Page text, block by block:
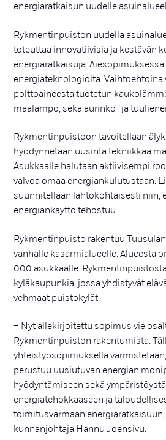
energiaratkaisun uudelle
Rykmentinpuiston uudella
toteuttaa innovatiivisia ja kestävän
energiaratkaisuja.
energiateknologioita.
polttoaineesta tuotetun
maalämpö, sekä aurinko- ja
Rykmentinpuistoon tavoitellaan
hyödynnetään uusinta tekniikkaa
Asukkaalle halutaan aktiivisempi
valvoa omaa energiankulutustaan.
suunnitellaan lähtökohtaisesti niin,
energiankäyttö tehostuu.
Rykmentinpuisto rakentuu
vanhalle kasarmialueelle. Alueesta
000 asukkaalle.
kyläkaupunkia, jossa yhdistyvät
vehmaat puistokylät.
– Nyt allekirjoitettu sopimus vie
Rykmentinpuiston rakentumista.
yhteistyösopimuksella
perustuu uusiutuvan energian
hyödyntämiseen sekä
energiatehokkaaseen ja
toimitusvarmaan
kunnanjohtaja Hannu Joensivu.